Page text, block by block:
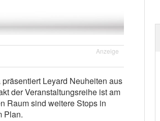
Anzeige
Leyard Neuheiten aus
der Veranstaltungsreihe ist am
Raum sind weitere Stops in
Plan.